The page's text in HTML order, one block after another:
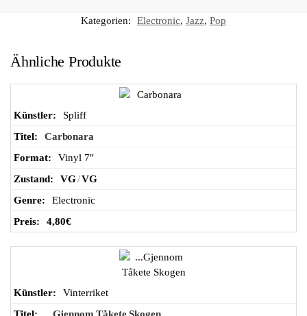
Wa
rb
Kategorien: Electronic, Jazz, Pop
Ähnliche Produkte
Spliff
Carbonara
Vinyl 7"
VG/VG
Electronic
4,80€
Vinterriket